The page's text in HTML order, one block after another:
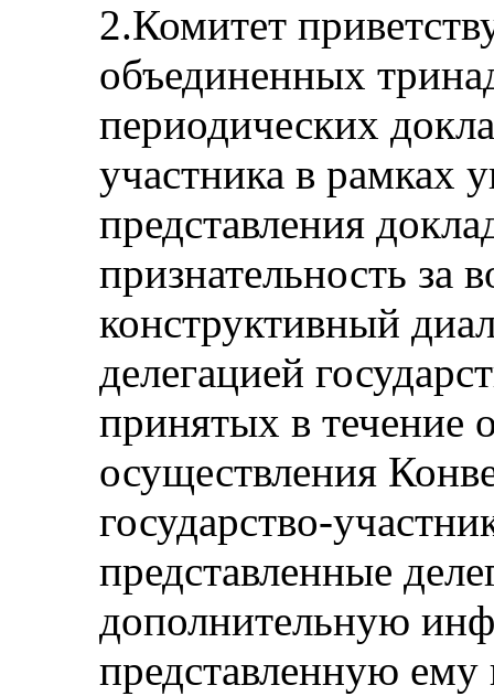
2.Комитет
объединенных
периодических
участника в рамках
представления
признательность за
конструктивный
делегацией
принятых в течение
осуществления
государство-
представленные
дополнительную
представленную